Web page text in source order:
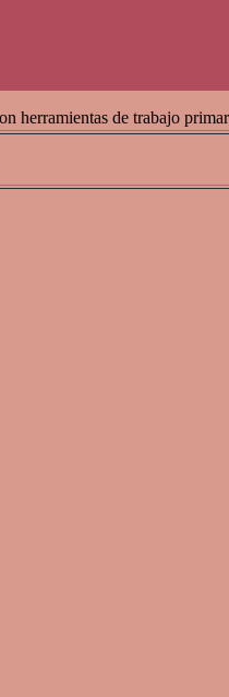
herramientas de trabajo